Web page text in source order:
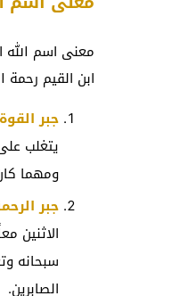
معنى اسم الله
ابن القيم
جبر القوة
يتغلب
ومهما
جبر
الاثنين
سبحانه
الصابرين.